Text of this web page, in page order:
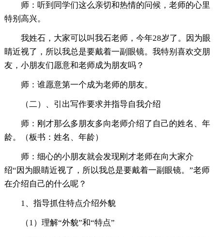
师：听到同学们这么亲切和热情的问候，老师的心里
特别高兴。
我姓石，大家可以叫我石老师，今年28岁了。因为眼
睛近视了，所以我总是要戴着一副眼镜。我特别喜欢交朋
友，小朋友们愿意和老师成为朋友吗？
师：谁愿意第一个成为老师的朋友。
（二）、引出写作要求并指导自我介绍
师：刚才那么多朋友多向老师介绍了自己的姓名、年
龄。（板书：姓名、年龄）
师：细心的小朋友就会发现刚才老师在向大家介
绍“因为眼睛近视了，所以我总是要戴着一副眼镜。”老师
在介绍自己的什么呢？
1、指导抓住特点介绍外貌
（1）理解“外貌”和“特点”